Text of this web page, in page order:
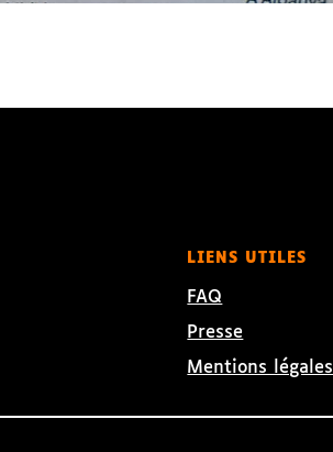
LIENS UTILES
FAQ
Presse
Mentions légales